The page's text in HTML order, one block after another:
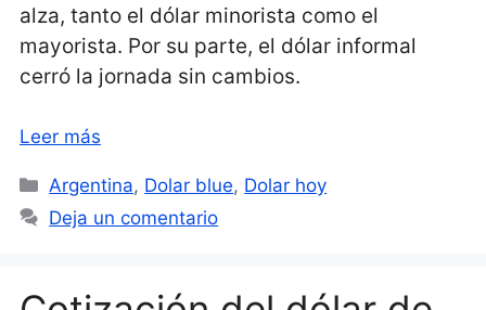
alza, tanto el dólar minorista como el
mayorista. Por su parte, el dólar informal
cerró la jornada sin cambios.
Leer más
Categorías
Argentina, Dolar blue, Dolar hoy
Deja un comentario